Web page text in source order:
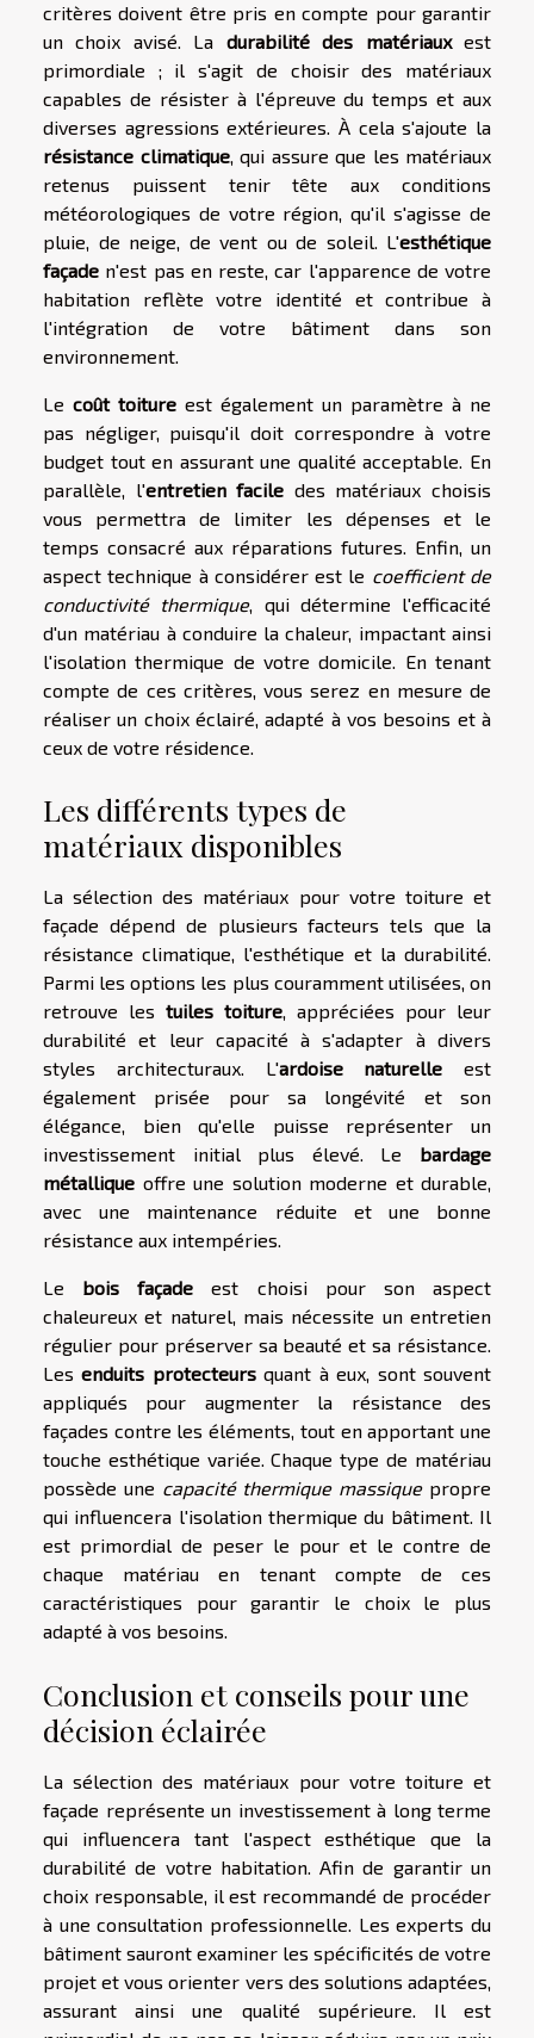
critères doivent être pris en compte pour garantir
un choix avisé. La durabilité des matériauxest
primordiale ; il s'agit de choisir des matériaux
capables de résister à l'épreuve du temps et aux
diverses agressions extérieures. À cela s'ajoute la
résistance climatique, qui assure que les matériaux
retenus puissent tenir tête aux conditions
météorologiques de votre région, qu'il s'agisse de
pluie, de neige, de vent ou de soleil. L'esthétique
façade n'est pas en reste, car l'apparence de votre
habitation reflète votre identité et contribue à
l'intégration de votre bâtiment dans son
environnement.
Le coût toiture est également un paramètre à ne
pas négliger, puisqu'il doit correspondre à votre
budget tout en assurant une qualité acceptable. En
parallèle, l'entretien facile des matériaux choisis
vous permettra de limiter les dépenses et le
temps consacré aux réparations futures. Enfin, un
aspect technique à considérer est le coefficient de
conductivité thermique, qui détermine l'efficacité
d'un matériau à conduire la chaleur, impactant ainsi
l'isolation thermique de votre domicile. En tenant
compte de ces critères, vous serez en mesure de
réaliser un choix éclairé, adapté à vos besoins et à
ceux de votre résidence.
Les différents types de
matériaux disponibles
La sélection des matériaux pour votre toiture et
façade dépend de plusieurs facteurs tels que la
résistance climatique, l'esthétique et la durabilité.
Parmi les options les plus couramment utilisées, on
retrouve les tuiles toiture, appréciées pour leur
durabilité et leur capacité à s'adapter à divers
styles architecturaux. L'ardoise naturelle est
également prisée pour sa longévité et son
élégance, bien qu'elle puisse représenter un
investissement initial plus élevé. Le bardage
métallique offre une solution moderne et durable,
avec une maintenance réduite et une bonne
résistance aux intempéries.
Le bois façade est choisi pour son aspect
chaleureux et naturel, mais nécessite un entretien
régulier pour préserver sa beauté et sa résistance.
Lesenduits protecteursquant à eux, sont souvent
appliqués pour augmenter la résistance des
façades contre les éléments, tout en apportant une
touche esthétique variée. Chaque type de matériau
possède une capacité thermique massiquepropre
qui influencera l'isolation thermique du bâtiment. Il
est primordial de peser le pour et le contre de
chaque matériau en tenant compte de ces
caractéristiques pour garantir le choix le plus
adapté à vos besoins.
Conclusion et conseils pour une
décision éclairée
La sélection des matériaux pour votre toiture et
façade représente un investissement à long terme
qui influencera tant l'aspect esthétique que la
durabilité de votre habitation. Afin de garantir un
choix responsable, il est recommandé de procéder
à une consultation professionnelle. Les experts du
bâtiment sauront examiner les spécificités de votre
projet et vous orienter vers des solutions adaptées,
assurant ainsi une qualité supérieure. Il est